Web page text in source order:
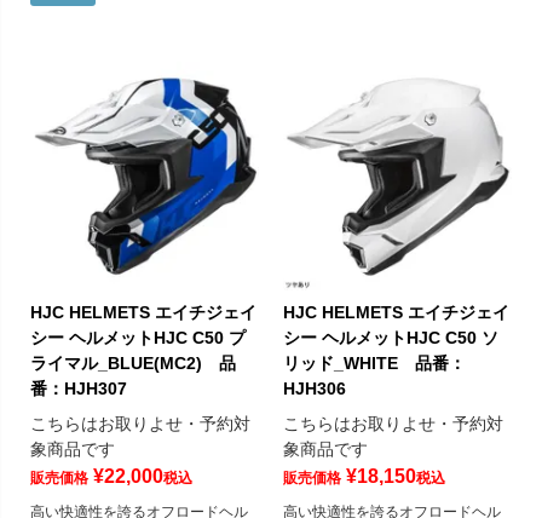
HJC HELMETS エイチジェイ
シー ヘルメットHJC C50 プ
ライマル_BLUE(MC2) 品
番：HJH307
こちらはお取りよせ・予約対
象商品です
販売価格 ¥22,000税込
高い快適性を誇るオフロードヘル
HJC HELMETS エイチジェイ
シー ヘルメットHJC C50 ソ
リッド_WHITE 品番：
HJH306
こちらはお取りよせ・予約対
象商品です
販売価格 ¥18,150税込
高い快適性を誇るオフロードヘル